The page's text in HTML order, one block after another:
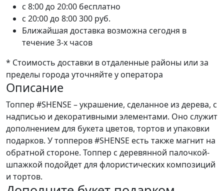
c 8:00 до 20:00 бесплатно
c 20:00 до 8:00300 руб.
Ближайшая доставка возможна сегодня в
течение 3-х часов
* Стоимость доставки в отдаленные районы или за
пределы города уточняйте у оператора
Описание
Топпер #SHENSE – украшение, сделанное из дерева, с
надписью и декоративными элементами. Оно служит
дополнением для букета цветов, тортов и упаковки
подарков. У топперов #SHENSE есть также магнит на
обратной стороне. Топпер с деревянной палочкой-
шпажкой подойдет для флористических композиций
и тортов.